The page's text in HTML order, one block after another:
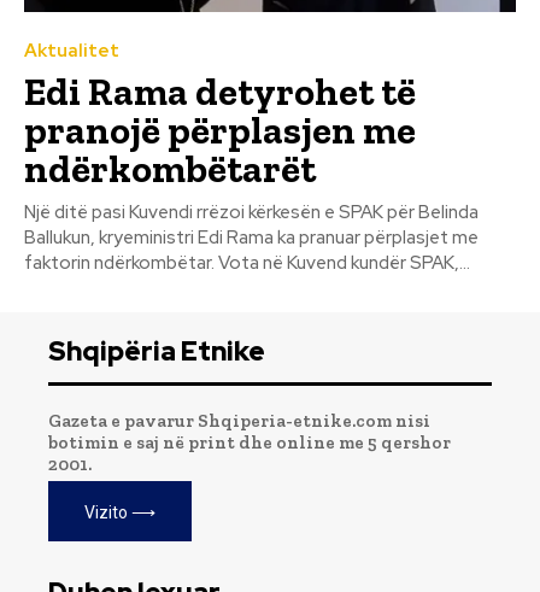
Aktualitet
Edi Rama detyrohet të
pranojë përplasjen me
ndërkombëtarët
Një ditë pasi Kuvendi rrëzoi kërkesën e SPAK për Belinda
Ballukun, kryeministri Edi Rama ka pranuar përplasjet me
faktorin ndërkombëtar. Vota në Kuvend kundër SPAK,...
Shqipëria Etnike
Gazeta e pavarur Shqiperia-etnike.com nisi
botimin e saj në print dhe online me 5 qershor
2001.
Vizito ⟶